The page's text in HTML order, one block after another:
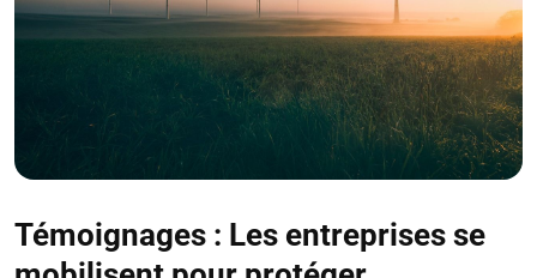
Témoignages : Les entreprises se